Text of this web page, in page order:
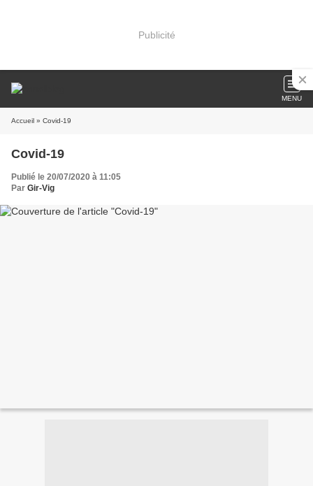
Publicité
MENU
Accueil » Covid-19
Covid-19
Publié le 20/07/2020 à 11:05
Par Gir-Vig